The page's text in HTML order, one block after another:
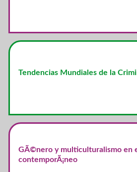
Tendencias Mundiales de la
GÃ©nero y multiculturalismo en
contemporÃ¡neo